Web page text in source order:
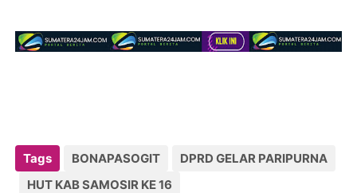
Tags BONAPASOGIT
DPRD GELAR PARIPURNA
HUT KAB SAMOSIR KE 16